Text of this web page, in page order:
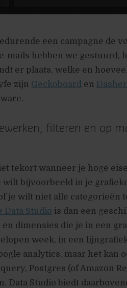
een campagne de
mails hebben we gestuurd,
er plaats, welke en
zijn Geckoboard en
filteren en op
tekort wanneer je hoge
wilt bijvoorbeeld in je
je wilt niet alle categorieën
Data Studio is dan een
dimensies die je in een
week, in een
analytics, maar het kan
Postgres (of Amazon
Data Studio biedt